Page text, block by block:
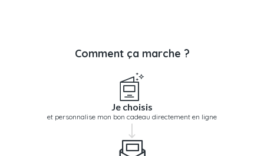
Comment ça marche ?
Je choisis
et personnalise mon bon cadeau directement en ligne